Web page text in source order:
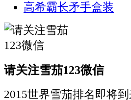
高希霸长矛手盒装
请关注雪茄123微信
2015世界雪茄排名即将到